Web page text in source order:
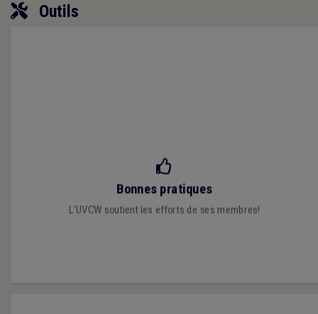
Outils
Bonnes pratiques
L'UVCW soutient les efforts de ses membres!
Découvrez les bonnes pratiques locales des communes
wallonnes!